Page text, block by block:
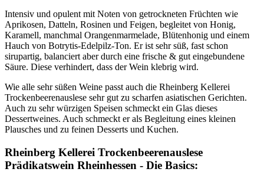
Intensiv und opulent mit Noten von getrockneten Früchten wie
Aprikosen, Datteln, Rosinen und Feigen, begleitet von Honig,
Karamell, manchmal Orangenmarmelade, Blütenhonig und einem
Hauch von Botrytis-Edelpilz-Ton. Er ist sehr süß, fast schon
sirupartig, balanciert aber durch eine frische & gut eingebundene
Säure. Diese verhindert, dass der Wein klebrig wird.
Wie alle sehr süßen Weine passt auch die Rheinberg Kellerei
Trockenbeerenauslese sehr gut zu scharfen asiatischen Gerichten.
Auch zu sehr würzigen Speisen schmeckt ein Glas dieses
Dessertweines. Auch schmeckt er als Begleitung eines kleinen
Plausches und zu feinen Desserts und Kuchen.
Rheinberg Kellerei Trockenbeerenauslese
Prädikatswein Rheinhessen - Die Basics: